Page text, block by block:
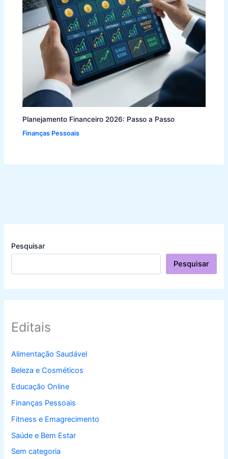
Planejamento Financeiro 2026: Passo a Passo
Finanças Pessoais
Pesquisar
Pesquisar
Editais
Alimentação Saudável
Beleza e Cosméticos
Educação Online
Finanças Pessoais
Fitness e Emagrecimento
Saúde e Bem Estar
Sem categoria